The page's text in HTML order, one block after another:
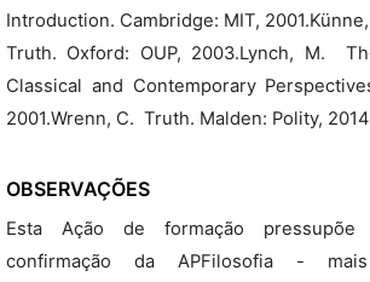
Introduction. Cambridge: MIT,
Truth. Oxford: OUP, 2003.Lynch, M. 
Classical and Contemporary
2001.Wrenn, C.  Truth. Malden: Polity,
OBSERVAÇÕES
Esta Ação de formação pressupõe
confirmação da APFilosofia -